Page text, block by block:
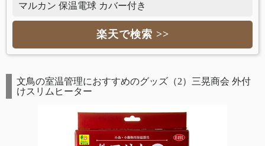
マルカン 保温電球 カバー付き
楽天で検索 >>
文鳥の室温管理におすすめのグッズ（2）三晃商会 外付
けスリムヒーター